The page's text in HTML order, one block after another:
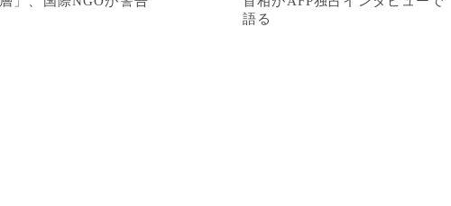
語る